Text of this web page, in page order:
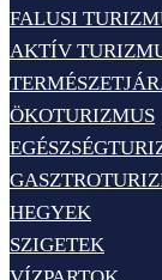
FALUSI
AKTÍV
ÖKOTURIZMUS
HEGYEK
SZIGETEK